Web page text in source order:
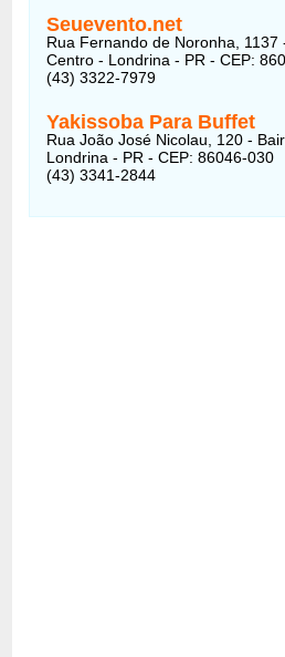
Seuevento.net
Rua Fernando de Noronha, 1137
Centro - Londrina - PR - CEP:
(43) 3322-7979
Yakissoba Para Buffet
Rua João José Nicolau, 120 -
Londrina - PR - CEP: 86046-030
(43) 3341-2844